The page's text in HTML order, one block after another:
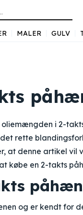
MALER GULV
i 2-
rette
at denne artikel
købe en 2-takts
og er kendt for